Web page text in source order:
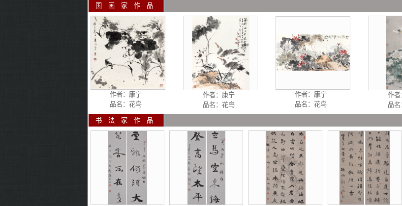
国 画 家
作者： 康宁
品名：花鸟
作者： 康宁
品名：花鸟
作者： 康宁
品名：花鸟
作者
品名
书 法 家